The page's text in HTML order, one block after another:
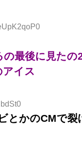
最後に見たの
アイス
とかのCMで